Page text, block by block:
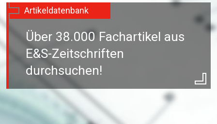
Artikeldatenbank
Über 38.000 Fachartikel aus
E&S-Zeitschriften
durchsuchen!